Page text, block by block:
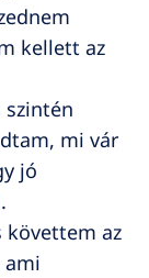
kellett az
mi vár
jó
az
ami